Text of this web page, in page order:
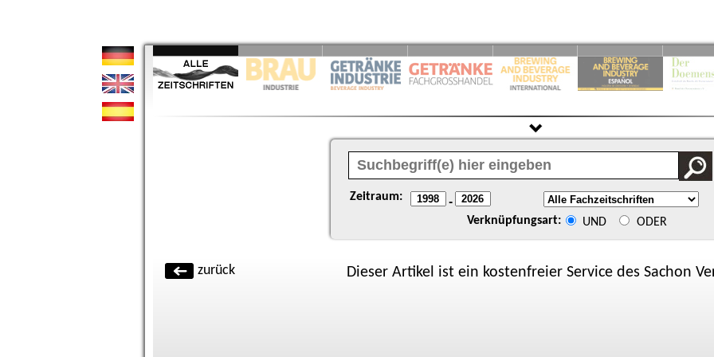
Zeitraum: -
Verknüpfungsart: UND ODER
zurück Dieser Artikel ist ein kostenfreier Service des Sachon